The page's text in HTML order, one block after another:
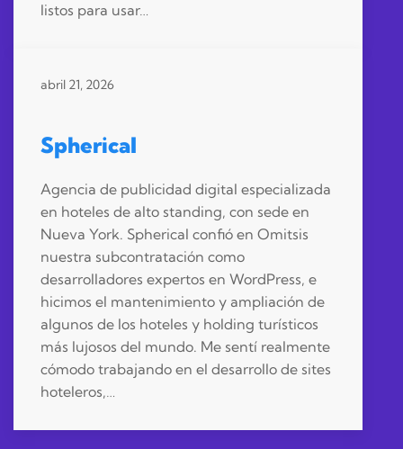
listos para usar…
abril 21, 2026
Spherical
Agencia de publicidad digital especializada
en hoteles de alto standing, con sede en
Nueva York. Spherical confió en Omitsis
nuestra subcontratación como
desarrolladores expertos en WordPress, e
hicimos el mantenimiento y ampliación de
algunos de los hoteles y holding turísticos
más lujosos del mundo. Me sentí realmente
cómodo trabajando en el desarrollo de sites
hoteleros,…